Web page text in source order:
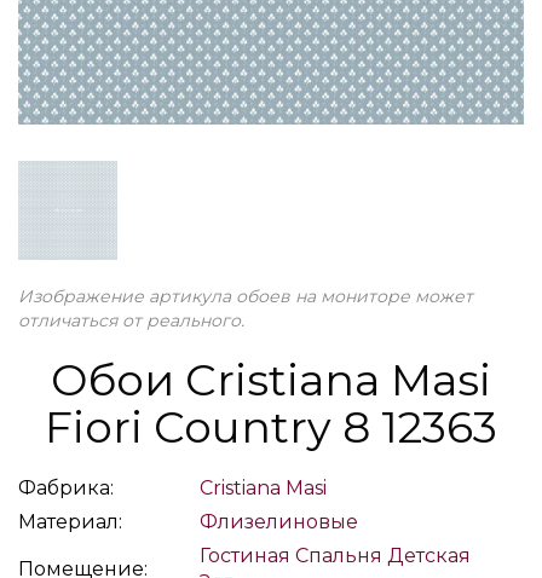
Изображение артикула обоев на мониторе может
отличаться от реального.
Обои Cristiana Masi
Fiori Country 8 12363
Фабрика:
Cristiana Masi
Материал:
Флизелиновые
Помещение:
Гостиная Спальня Детская